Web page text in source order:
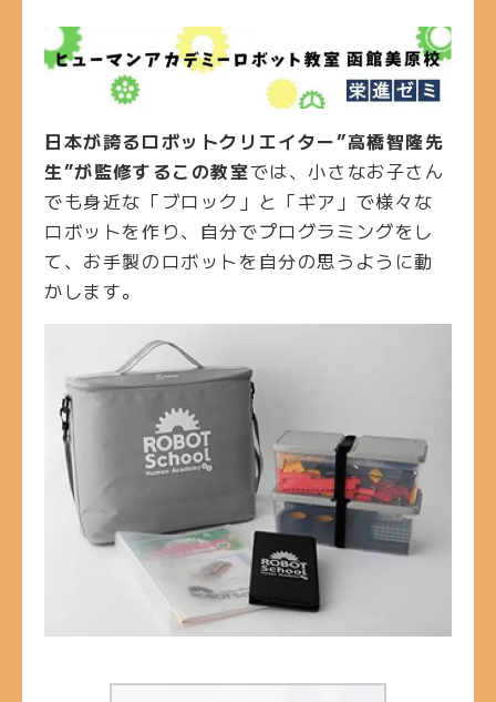
日本が誇るロボットクリエイター”高橋智隆先
生”が監修するこの教室では、小さなお子さん
でも身近な「ブロック」と「ギア」で様々な
ロボットを作り、自分でプログラミングをし
て、お手製のロボットを自分の思うように動
かします。